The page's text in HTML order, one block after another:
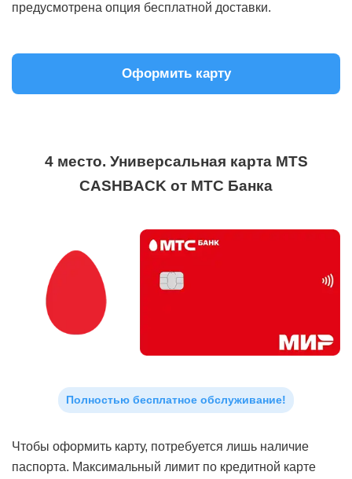
предусмотрена опция бесплатной доставки.
Оформить карту
4 место. Универсальная карта MTS
CASHBACK от МТС Банка
Полностью бесплатное обслуживание!
Чтобы оформить карту, потребуется лишь наличие
паспорта. Максимальный лимит по кредитной карте